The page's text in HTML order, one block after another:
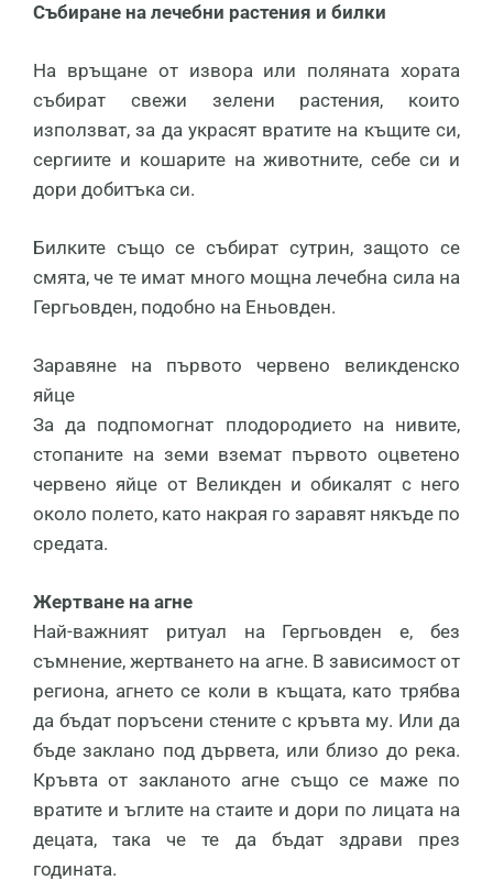
Събиране на лечебни растения и билки
На връщане от извора или поляната хората
събират свежи зелени растения, които
използват, за да украсят вратите на къщите си,
сергиите и кошарите на животните, себе си и
дори добитъка си.
Билките също се събират сутрин, защото се
смята, че те имат много мощна лечебна сила на
Гергьовден, подобно на Еньовден.
Заравяне на първото червено великденско
яйце
За да подпомогнат плодородието на нивите,
стопаните на земи вземат първото оцветено
червено яйце от Великден и обикалят с него
около полето, като накрая го заравят някъде по
средата.
Жертване на агне
Най-важният ритуал на Гергьовден е, без
съмнение, жертването на агне. В зависимост от
региона, агнето се коли в къщата, като трябва
да бъдат поръсени стените с кръвта му. Или да
бъде заклано под дървета, или близо до река.
Кръвта от закланото агне също се маже по
вратите и ъглите на стаите и дори по лицата на
децата, така че те да бъдат здрави през
годината.